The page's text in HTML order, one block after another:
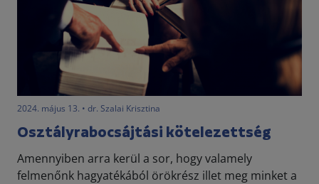
2024. május 13. • dr. Szalai Krisztina
Osztályrabocsájtási kötelezettség
Amennyiben arra kerül a sor, hogy valamely
felmenőnk hagyatékából örökrész illet meg minket a